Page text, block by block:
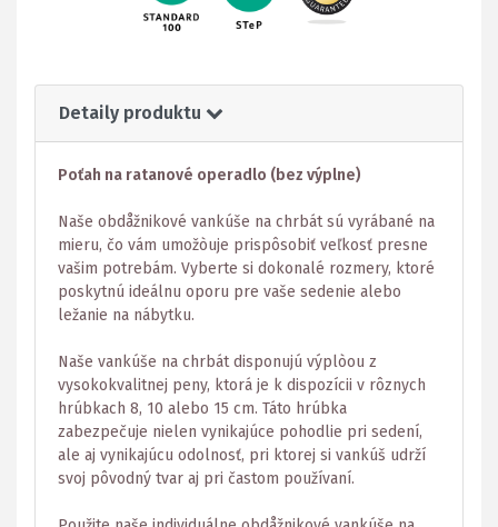
Detaily produktu
Poťah na ratanové operadlo (bez výplne)
Naše obdåžnikové vankúše na chrbát sú vyrábané na
mieru, čo vám umožòuje prispôsobiť veľkosť presne
vašim potrebám. Vyberte si dokonalé rozmery, ktoré
poskytnú ideálnu oporu pre vaše sedenie alebo
ležanie na nábytku.
Naše vankúše na chrbát disponujú výplòou z
vysokokvalitnej peny, ktorá je k dispozícii v rôznych
hrúbkach 8, 10 alebo 15 cm. Táto hrúbka
zabezpečuje nielen vynikajúce pohodlie pri sedení,
ale aj vynikajúcu odolnosť, pri ktorej si vankúš udrží
svoj pôvodný tvar aj pri častom používaní.